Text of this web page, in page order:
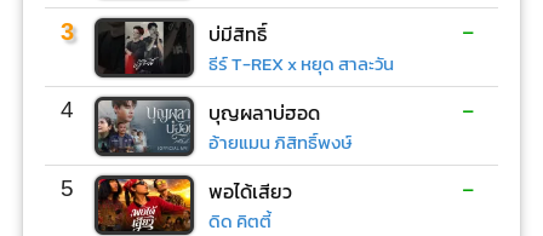
3 บ่มีสิทธิ์
ธีร์ T-REX x หยุด สาละวัน
-
4 บุญผลาบ่ฮอด
อ้ายแมน ภิสิทธิ์พงษ์
-
5 พอได้เสียว
ดิด คิตตี้
-